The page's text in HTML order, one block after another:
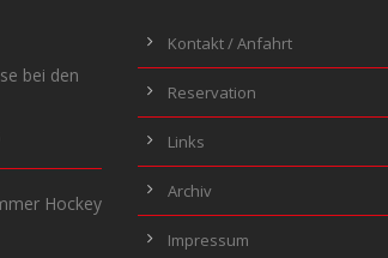
bei den
Hockey
Kontakt / Anfahrt
Reservation
Links
Archiv
Impressum